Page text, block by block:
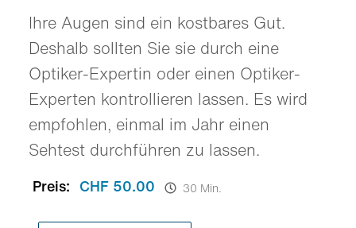
Ihre Augen sind ein kostbares Gut.
Deshalb sollten Sie sie durch eine
Optiker-Expertin oder einen Optiker-
Experten kontrollieren lassen. Es wird
empfohlen, einmal im Jahr einen
Sehtest durchführen zu lassen.
Preis: CHF 50.00 30 Min.